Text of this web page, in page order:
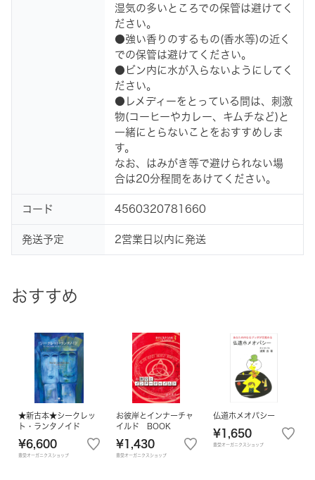
おすすめ
★新古本★シークレッ
ト・ランタノイド
¥6,600
豊受オーガニクスショップ
お彼岸とインナーチャ
イルド BOOK
¥1,430
豊受オーガニクスショップ
仏道ホメオパシー
¥1,650
豊受オーガニクスショップ
湿気の多いところでの保管は避けてく
ださい。
●強い香りのするもの(香水等)の近く
での保管は避けてください。
●ビン内に水が入らないようにしてく
ださい。
●レメディーをとっている間は、刺激
物(コーヒーやカレー、キムチなど)と
一緒にとらないことをおすすめしま
す。
なお、はみがき等で避けられない場
合は20分程間をあけてください。
コード 4560320781660
発送予定 2営業日以内に発送